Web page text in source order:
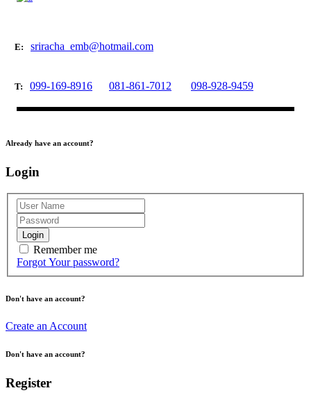
E: sriracha_emb@hotmail.com
T: 099-169-8916 081-861-7012 098-928-9459
Already have an account?
Login
Login
Remember me
Forgot Your password?
Don't have an account?
Create an Account
Don't have an account?
Register